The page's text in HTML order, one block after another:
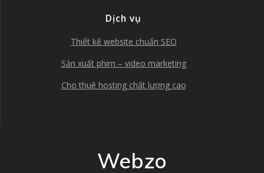
Dịch vụ
Thiết kế website chuẩn SEO
Sản xuất phim – video marketing
Cho thuê hosting chất lượng cao
Webzo